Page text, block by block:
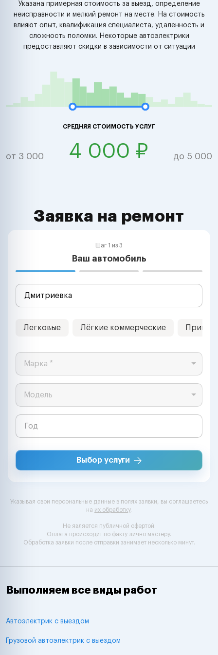
Указана примерная стоимость за выезд, определение
неисправности и мелкий ремонт на месте. На стоимость
влияют опыт, квалификация специалиста, удаленность и
сложность поломки. Некоторые автоэлектрики
предоставляют скидки в зависимости от ситуации
СРЕДНЯЯ СТОИМОСТЬ УСЛУГ
от 3 000 4 000 ₽ до 5 000
Заявка на ремонт
Шаг 1 из 3
Ваш автомобиль
Легковые Лёгкие коммерческие
Марка *
Модель
Выбор услуги
Указывая свои персональные данные в полях заявки, вы соглашаетесь
на их обработку.
Не является публичной офертой.
Оплата происходит по факту лично мастеру.
Обработка заявки после отправки занимает несколько минут.
Выполняем все виды работ
Автоэлектрик с выездом
Грузовой автоэлектрик с выездом